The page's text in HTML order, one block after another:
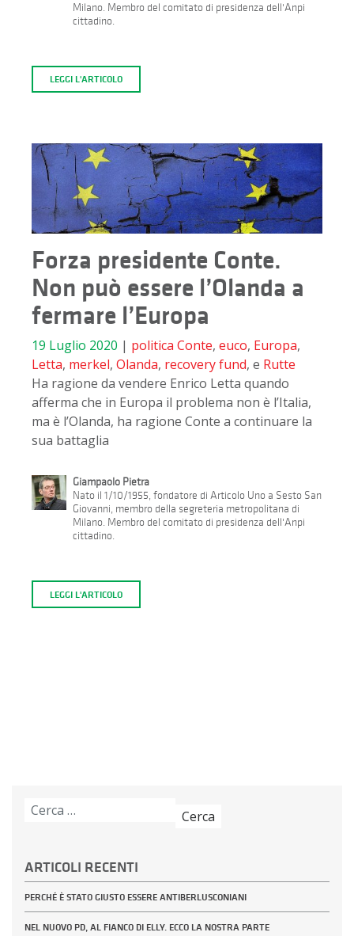
Milano. Membro del comitato di presidenza dell'Anpi
cittadino.
LEGGI L'ARTICOLO
Forza presidente Conte.
Non può essere l’Olanda a
fermare l’Europa
19 Luglio 2020 | politica Conte, euco, Europa,
Letta, merkel, Olanda, recovery fund, e Rutte
Ha ragione da vendere Enrico Letta quando
afferma che in Europa il problema non è l’Italia,
ma è l’Olanda, ha ragione Conte a continuare la
sua battaglia
Giampaolo Pietra
Nato il 1/10/1955, fondatore di Articolo Uno a Sesto San
Giovanni, membro della segreteria metropolitana di
Milano. Membro del comitato di presidenza dell'Anpi
cittadino.
LEGGI L'ARTICOLO
Ricerca
ARTICOLI RECENTI
PERCHÉ È STATO GIUSTO ESSERE ANTIBERLUSCONIANI
NEL NUOVO PD, AL FIANCO DI ELLY. ECCO LA NOSTRA PARTE